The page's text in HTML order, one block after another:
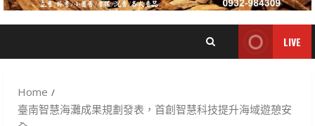
LIVE
Home
臺南智慧海灘成果規劃發表，首創智慧科技提升海域遊憩安